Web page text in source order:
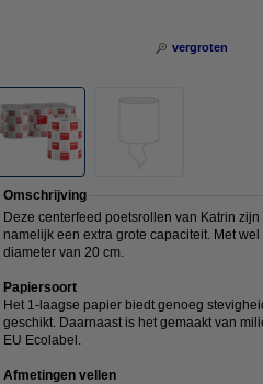
vergroten
Omschrijving
Deze centerfeed poetsrollen van Katrin
namelijk een extra grote capaciteit. Met
diameter van 20 cm.
Papiersoort
Het 1-laagse papier biedt genoeg
geschikt. Daarnaast is het gemaakt van
EU Ecolabel.
Afmetingen vellen